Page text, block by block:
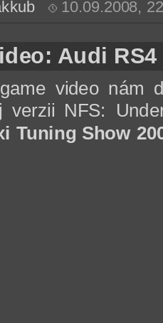
10.09.2008,
Audi
video nám
verzii NFS:
Tuning Show